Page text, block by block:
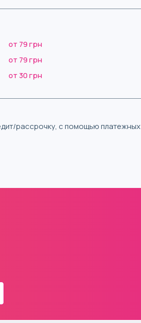
от 79 грн
от 79 грн
от 30 грн
рассрочку, с помощью платежных